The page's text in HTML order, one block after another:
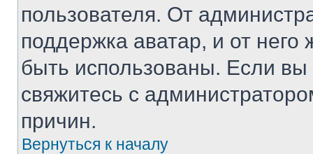
пользователя. От
поддержка аватар, и от него
быть использованы. Если
свяжитесь с
причин.
Вернуться к началу